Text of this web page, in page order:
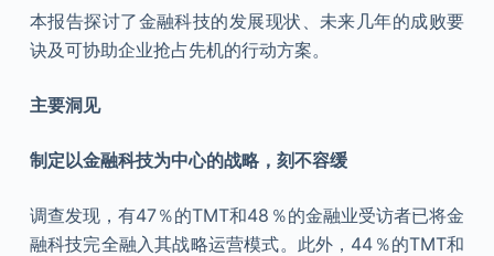
本报告探讨了金融科技的发展现状、未来几年的成败要
诀及可协助企业抢占先机的行动方案。
主要洞见
制定以金融科技为中心的战略，刻不容缓
调查发现，有47％的TMT和48％的金融业受访者已将金
融科技完全融入其战略运营模式。此外，44％的TMT和